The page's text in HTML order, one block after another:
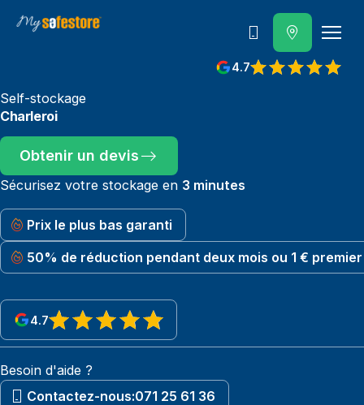
4.7
Contactez-nous
Self-stockage
Charleroi
Obtenir un devis
Sécurisez votre stockage en 3 minutes
Prix le plus bas garanti
50% de réduction pendant deux mois ou 1 €
4.7
View reviews on Google
Besoin d'aide ?
Contactez-nous:071 25 61 36